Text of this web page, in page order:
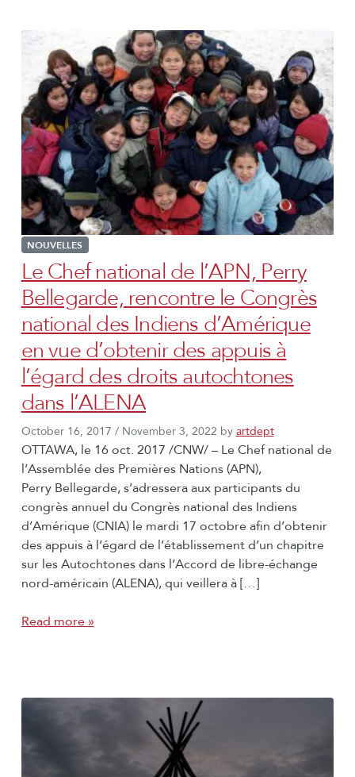
NOUVELLES
Le Chef national de l’APN, Perry
Bellegarde, rencontre le Congrès
national des Indiens d’Amérique
en vue d’obtenir des appuis à
l’égard des droits autochtones
dans l’ALENA
October 16, 2017 / November 3, 2022 by artdept
OTTAWA, le 16 oct. 2017 /CNW/ – Le Chef national de
l’Assemblée des Premières Nations (APN),
Perry Bellegarde, s’adressera aux participants du
congrès annuel du Congrès national des Indiens
d’Amérique (CNIA) le mardi 17 octobre afin d’obtenir
des appuis à l’égard de l’établissement d’un chapitre
sur les Autochtones dans l’Accord de libre-échange
nord-américain (ALENA), qui veillera à […]
Read more »